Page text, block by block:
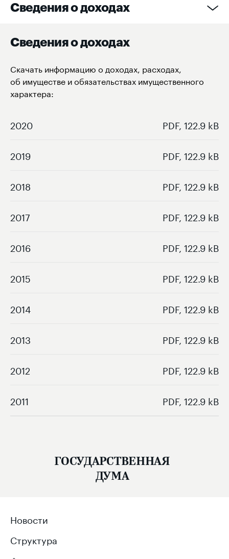
Сведения о доходах
Сведения о доходах
Скачать информацию о доходах, расходах,
об имуществе и обязательствах имущественного
характера:
2020 PDF, 122.9 kB
2019 PDF, 122.9 kB
2018 PDF, 122.9 kB
2017 PDF, 122.9 kB
2016 PDF, 122.9 kB
2015 PDF, 122.9 kB
2014 PDF, 122.9 kB
2013 PDF, 122.9 kB
2012 PDF, 122.9 kB
2011 PDF, 122.9 kB
ГОСУДАРСТВЕННАЯ
ДУМА
Новости
Структура